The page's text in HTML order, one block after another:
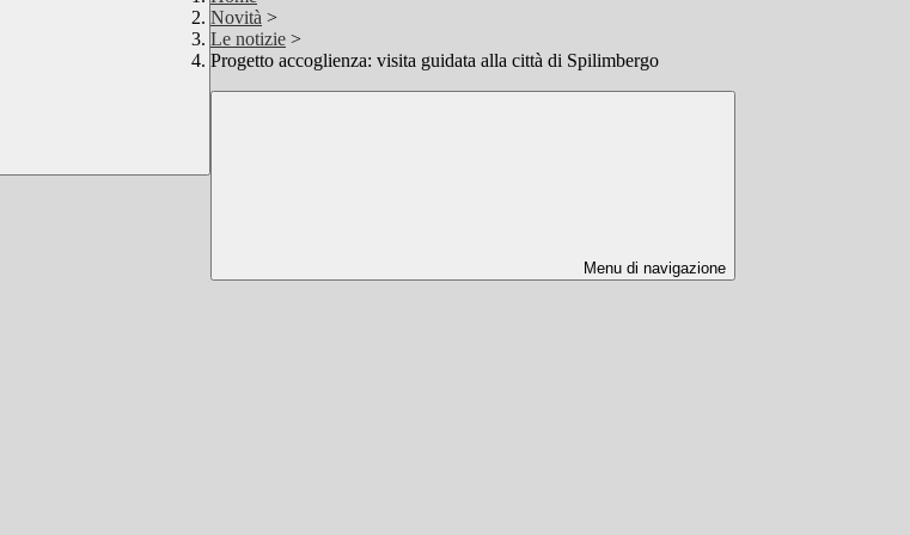
Novità >
Le notizie >
Progetto accoglienza: visita guidata alla città di Spilimbergo
Menu di navigazione